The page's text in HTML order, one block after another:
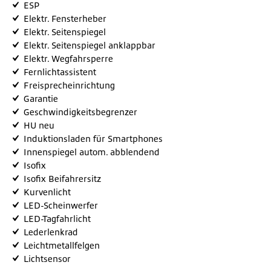
ESP
Elektr. Fensterheber
Elektr. Seitenspiegel
Elektr. Seitenspiegel anklappbar
Elektr. Wegfahrsperre
Fernlichtassistent
Freisprecheinrichtung
Garantie
Geschwindigkeitsbegrenzer
HU neu
Induktionsladen für Smartphones
Innenspiegel autom. abblendend
Isofix
Isofix Beifahrersitz
Kurvenlicht
LED-Scheinwerfer
LED-Tagfahrlicht
Lederlenkrad
Leichtmetallfelgen
Lichtsensor